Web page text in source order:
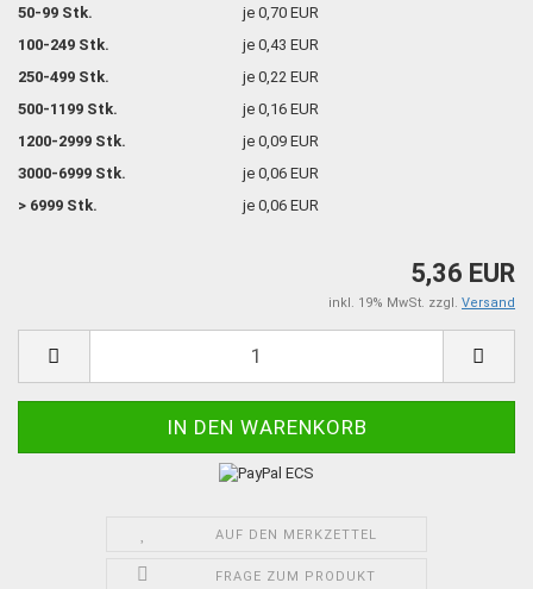
50-99 Stk.
je 0,70 EUR
100-249 Stk.
je 0,43 EUR
250-499 Stk.
je 0,22 EUR
500-1199 Stk.
je 0,16 EUR
1200-2999 Stk.
je 0,09 EUR
3000-6999 Stk.
je 0,06 EUR
> 6999 Stk.
je 0,06 EUR
5,36 EUR
inkl. 19% MwSt. zzgl. Versand
AUF DEN MERKZETTEL
FRAGE ZUM PRODUKT